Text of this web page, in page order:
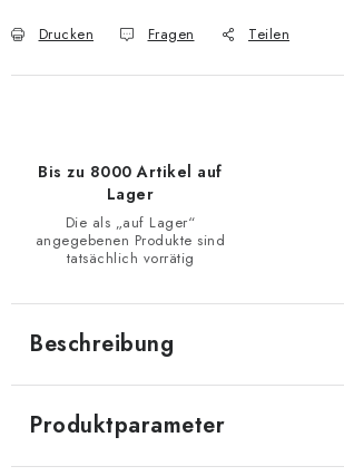
Drucken Fragen Teilen
Bis zu 8000 Artikel auf
Lager
Die als „auf Lager“
angegebenen Produkte sind
tatsächlich vorrätig
Beschreibung
Produktparameter